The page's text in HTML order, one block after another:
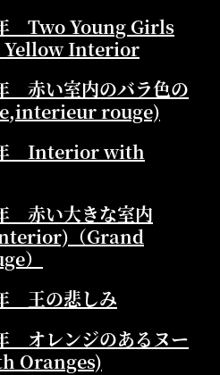
Two Young Girls
Yellow Interior
赤い室内のバラ色の
rouge)
Interior with
赤い大きな室内
（Grand
）
王の悲しみ
オレンジのあるヌー
Oranges)